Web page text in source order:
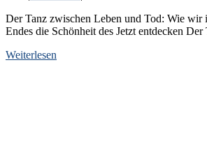
Der Tanz zwischen Leben und Tod: Wie wir
Endes die Schönheit des Jetzt entdecken Der
Weiterlesen